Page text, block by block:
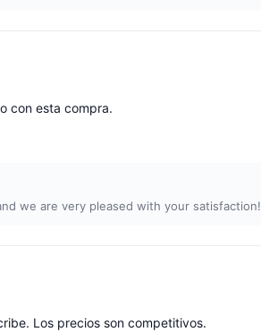
con esta compra.
we are very pleased with your satisfaction!
Los precios son competitivos.